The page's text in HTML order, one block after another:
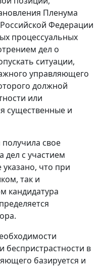
Пленума
Федерации
процессуальных
дел о
ситуации,
управляющего
должной
или
существенные и
свое
дел с участием
что при
так и
кандидатура
беспристрастности в
базируется и